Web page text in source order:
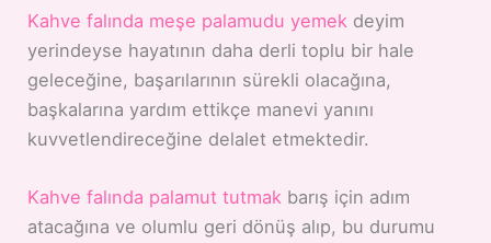
Kahve falında meşe palamudu yemek deyim
yerindeyse hayatının daha derli toplu bir hale
geleceğine, başarılarının sürekli olacağına,
başkalarına yardım ettikçe manevi yanını
kuvvetlendireceğine delalet etmektedir.
Kahve falında palamut tutmak barış için adım
atacağına ve olumlu geri dönüş alıp, bu durumu